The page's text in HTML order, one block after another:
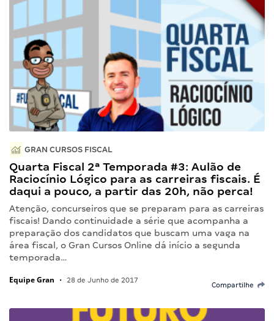
GRAN CURSOS FISCAL
Quarta Fiscal 2ª Temporada #3: Aulão de
Raciocínio Lógico para as carreiras fiscais. É
daqui a pouco, a partir das 20h, não perca!
Atenção, concurseiros que se preparam para as carreiras
fiscais! Dando continuidade a série que acompanha a
preparação dos candidatos que buscam uma vaga na
área fiscal, o Gran Cursos Online dá início a segunda
temporada…
Equipe Gran • 28 de Junho de 2017
Compartilhe